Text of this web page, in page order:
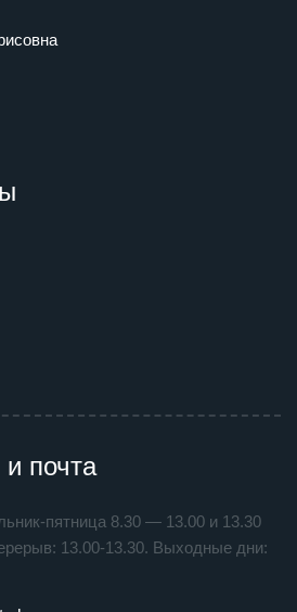
почта
пятница 8.30 — 13.00 и 13.30
13.00-13.30. Выходные дни: